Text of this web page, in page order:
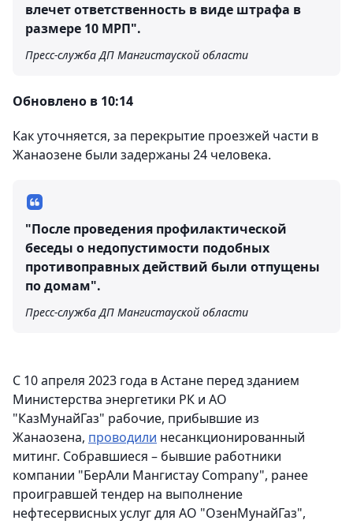
влечет ответственность в виде штрафа в
размере 10 МРП".
Пресс-служба ДП Мангистауской области
Обновлено в 10:14
Как уточняется, за перекрытие проезжей части в
Жанаозене были задержаны 24 человека.
"После проведения профилактической
беседы о недопустимости подобных
противоправных действий были отпущены
по домам".
Пресс-служба ДП Мангистауской области
С 10 апреля 2023 года в Астане перед зданием
Министерства энергетики РК и АО
"КазМунайГаз" рабочие, прибывшие из
Жанаозена, проводили несанкционированный
митинг. Собравшиеся – бывшие работники
компании "БерАли Мангистау Company", ранее
проигравшей тендер на выполнение
нефтесервисных услуг для АО "ОзенМунайГаз",